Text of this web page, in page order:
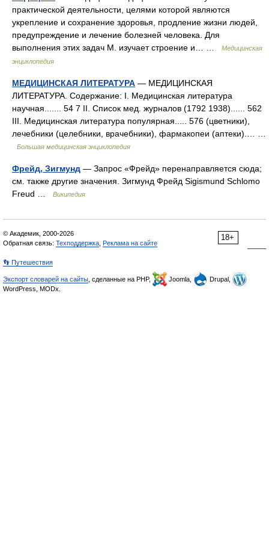
практической деятельности, целями которой являются
укрепление и сохранение здоровья, продление жизни людей,
предупреждение и лечение болезней человека. Для
выполнения этих задач М. изучает строение и… …
Медицинская
энциклопедия
МЕДИЦИНСКАЯ ЛИТЕРАТУРА — МЕДИЦИНСКАЯ
ЛИТЕРАТУРА. Содержание: I. Медицинская литература
научная....... 54 7 II. Список мед. журналов (1792 1938)...... 562
III. Медицинская литература популярная..... 576 (цветники),
лечебники (целебники, врачебники), фармакопеи (аптеки).… …
Большая медицинская энциклопедия
Фрейд, Зигмунд — Запрос «Фрейд» перенаправляется сюда;
см. также другие значения. Зигмунд Фрейд Sigismund Schlomo
Freud …
Википедия
18+
© Академик, 2000-2026
Обратная связь: Техподдержка Реклама на сайте
👣 Путешествия
Экспорт словарей на сайты , сделанные на PHP, Joomla,
Drupal,
WordPress, MODx.